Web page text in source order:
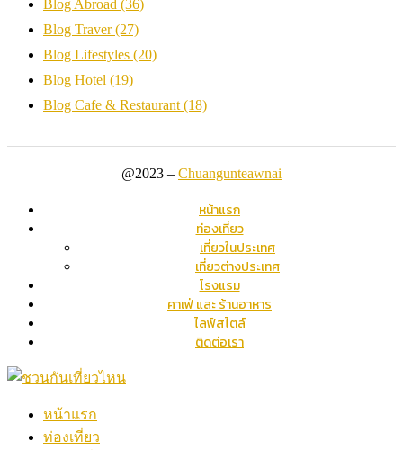
Blog Abroad (36)
Blog Traver(27)
Blog Lifestyles (20)
Blog Hotel (19)
Blog Cafe & Restaurant (18)
@2023 – Chuangunteawnai
หน้าแรก
ท่องเที่ยว
เที่ยวในประเทศ
เที่ยวต่างประเทศ
โรงแรม
คาเฟ่ และ ร้านอาหาร
ไลฟ์สไตล์
ติดต่อเรา
หน้าแรก
ท่องเที่ยว